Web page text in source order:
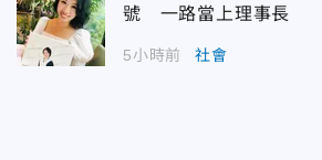
號 一路當上理事長
5小時前 社會